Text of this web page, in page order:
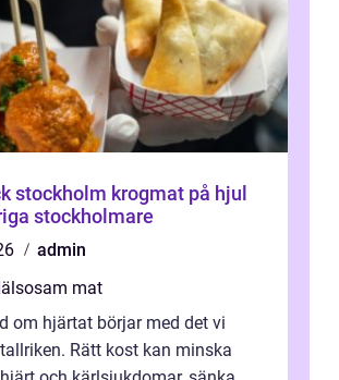
krogmat på hjul
stockholmare
admin
mat
om hjärtat börjar med det vi
Rätt kost kan minska